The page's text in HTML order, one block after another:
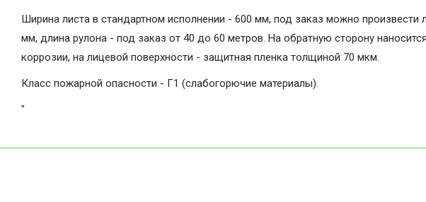
Ширина листа в стандартном исполнении - 600 мм, под заказ можно
мм, длина рулона - под заказ от 40 до 60 метров. На обратную сторону
коррозии, на лицевой поверхности - защитная пленка толщиной 70 мкм.
Класс пожарной опасности - Г1 (слабогорючие материалы).
"